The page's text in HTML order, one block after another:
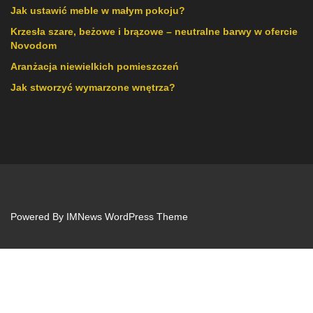
Jak ustawić meble w małym pokoju?
Krzesła szare, beżowe i brązowe – neutralne barwy w ofercie
Novodom
Aranżacja niewielkich pomieszczeń
Jak stworzyć wymarzone wnętrza?
Powered By IMNews WordPress Theme